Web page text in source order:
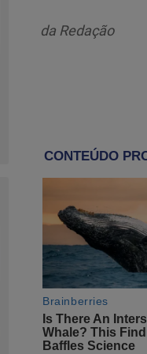
comportamentos
político,
em
mais
poder lutar
Nikolas definiu
“Esse aqui
do Brasil”
da Redação